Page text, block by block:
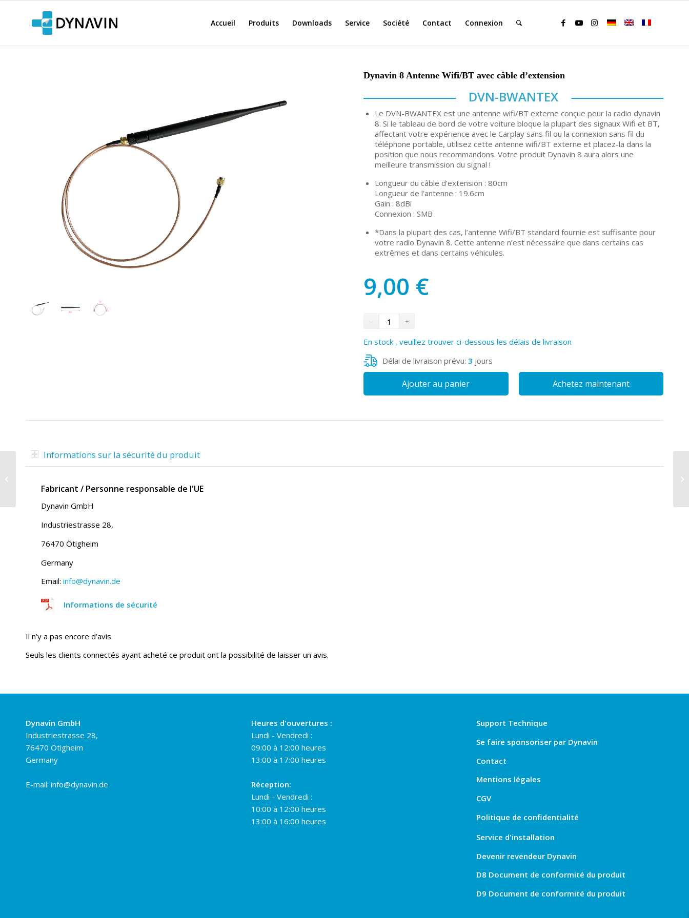
Accueil Produits Downloads Service Société Contact Connexion
Dynavin 8 Antenne Wifi/BT avec câble d’extension
DVN-BWANTEX
Le DVN-BWANTEX est une antenne wifi/BT externe conçue pour la radio dynavin
8. Si le tableau de bord de votre voiture bloque la plupart des signaux Wifi et BT,
affectant votre expérience avec le Carplay sans fil ou la connexion sans fil du
téléphone portable, utilisez cette antenne wifi/BT externe et placez-la dans la
position que nous recommandons. Votre produit Dynavin 8 aura alors une
meilleure transmission du signal !
Longueur du câble d’extension : 80cm
Longueur de l’antenne : 19.6cm
Gain : 8dBi
Connexion : SMB
*Dans la plupart des cas, l’antenne Wifi/BT standard fournie est suffisante pour
votre radio Dynavin 8. Cette antenne n’est nécessaire que dans certains cas
extrêmes et dans certains véhicules.
9,00 €
En stock , veuillez trouver ci-dessous les délais de livraison
Délai de livraison prévu:3 jours
Ajouter au panier Achetez maintenant
Informations sur la sécurité du produit
Fabricant / Personne responsable de l'UE
Dynavin GmbH
Industriestrasse 28,
76470 Ötigheim
Germany
Email: info@dynavin.de
Informations de sécurité
Il n’y a pas encore d’avis.
Seuls les clients connectés ayant acheté ce produit ont la possibilité de laisser un avis.
Dynavin GmbH
Industriestrasse 28,
76470 Ötigheim
Germany
E-mail: info@dynavin.de
Heures d'ouvertures :
Lundi - Vendredi :
09:00 à 12:00 heures
13:00 à 17:00 heures
Réception:
Lundi - Vendredi :
10:00 à 12:00 heures
13:00 à 16:00 heures
Support Technique
Se faire sponsoriser par Dynavin
Contact
Mentions légales
CGV
Politique de confidentialité
Service d'installation
Devenir revendeur Dynavin
D8 Document de conformité du produit
D9 Document de conformité du produit
Antenne pour vitre